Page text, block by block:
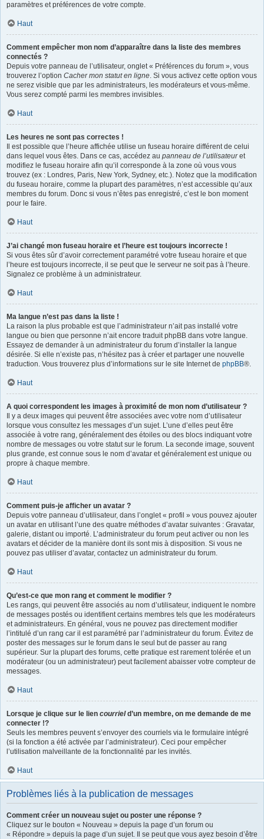
paramètres et préférences de votre compte.
Haut
Comment empêcher mon nom d’apparaître dans la liste des membres
connectés ?
Depuis votre panneau de l’utilisateur, onglet « Préférences du forum », vous
trouverez l’option Cacher mon statut en ligne. Si vous activez cette option vous
ne serez visible que par les administrateurs, les modérateurs et vous-même.
Vous serez compté parmi les membres invisibles.
Haut
Les heures ne sont pas correctes !
Il est possible que l’heure affichée utilise un fuseau horaire différent de celui
dans lequel vous êtes. Dans ce cas, accédez au panneau de l’utilisateuret
modifiez le fuseau horaire afin qu’il corresponde à la zone où vous vous
trouvez (ex : Londres, Paris, New York, Sydney, etc.). Notez que la modification
du fuseau horaire, comme la plupart des paramètres, n’est accessible qu’aux
membres du forum. Donc si vous n’êtes pas enregistré, c’est le bon moment
pour le faire.
Haut
J’ai changé mon fuseau horaire et l’heure est toujours incorrecte !
Si vous êtes sûr d’avoir correctement paramétré votre fuseau horaire et que
l’heure est toujours incorrecte, il se peut que le serveur ne soit pas à l’heure.
Signalez ce problème à un administrateur.
Haut
Ma langue n’est pas dans la liste !
La raison la plus probable est que l’administrateur n’ait pas installé votre
langue ou bien que personne n’ait encore traduit phpBB dans votre langue.
Essayez de demander à un administrateur du forum d’installer la langue
désirée. Si elle n’existe pas, n’hésitez pas à créer et partager une nouvelle
traduction. Vous trouverez plus d’informations sur le site Internet de phpBB®.
Haut
A quoi correspondent les images à proximité de mon nom d’utilisateur ?
Il y a deux images qui peuvent être associées avec votre nom d’utilisateur
lorsque vous consultez les messages d’un sujet. L’une d’elles peut être
associée à votre rang, généralement des étoiles ou des blocs indiquant votre
nombre de messages ou votre statut sur le forum. La seconde image, souvent
plus grande, est connue sous le nom d’avatar et généralement est unique ou
propre à chaque membre.
Haut
Comment puis-je afficher un avatar ?
Depuis votre panneau d’utilisateur, dans l’onglet « profil » vous pouvez ajouter
un avatar en utilisant l’une des quatre méthodes d’avatar suivantes : Gravatar,
galerie, distant ou importé. L’administrateur du forum peut activer ou non les
avatars et décider de la manière dont ils sont mis à disposition. Si vous ne
pouvez pas utiliser d’avatar, contactez un administrateur du forum.
Haut
Qu’est-ce que mon rang et comment le modifier ?
Les rangs, qui peuvent être associés au nom d’utilisateur, indiquent le nombre
de messages postés ou identifient certains membres tels que les modérateurs
et administrateurs. En général, vous ne pouvez pas directement modifier
l’intitulé d’un rang car il est paramétré par l’administrateur du forum. Évitez de
poster des messages sur le forum dans le seul but de passer au rang
supérieur. Sur la plupart des forums, cette pratique est rarement tolérée et un
modérateur (ou un administrateur) peut facilement abaisser votre compteur de
messages.
Haut
Lorsque je clique sur le lien courrield’un membre, on me demande de me
connecter !?
Seuls les membres peuvent s’envoyer des courriels via le formulaire intégré
(si la fonction a été activée par l’administrateur). Ceci pour empêcher
l’utilisation malveillante de la fonctionnalité par les invités.
Haut
Problèmes liés à la publication de messages
Comment créer un nouveau sujet ou poster une réponse ?
Cliquez sur le bouton « Nouveau » depuis la page d’un forum ou
« Répondre » depuis la page d’un sujet. Il se peut que vous ayez besoin d’être